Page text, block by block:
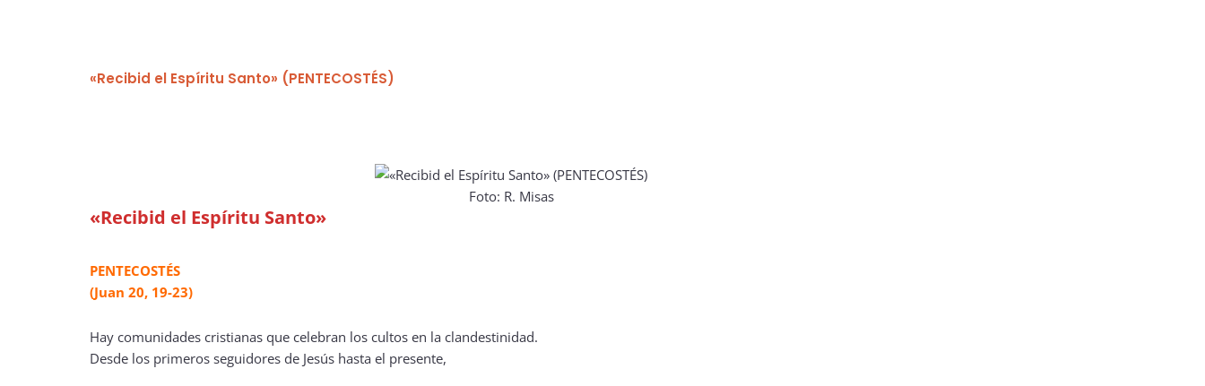
«Recibid el Espíritu Santo» (PENTECOSTÉS)
Foto: R. Misas
«Recibid el Espíritu Santo»
PENTECOSTÉS
(Juan 20, 19-23)
Hay comunidades cristianas que celebran los cultos en la clandestinidad.
Desde los primeros seguidores de Jesús hasta el presente,